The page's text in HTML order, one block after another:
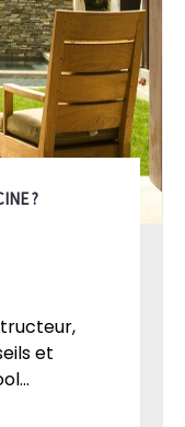
?
et